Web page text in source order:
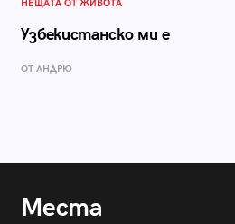
НЕЩАТА ОТ ЖИВОТА
Узбекистанско ми е
ОТ АНДРЮ
Места